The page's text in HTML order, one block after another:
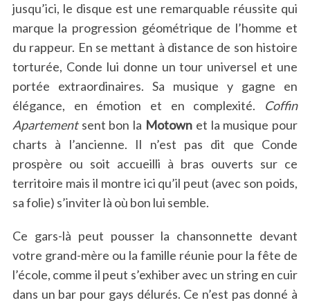
jusqu’ici, le disque est une remarquable réussite qui
marque la progression géométrique de l’homme et
du rappeur. En se mettant à distance de son histoire
torturée, Conde lui donne un tour universel et une
portée extraordinaires. Sa musique y gagne en
élégance, en émotion et en complexité. Coffin
Apartementsent bon la Motown et la musique pour
charts à l’ancienne. Il n’est pas dit que Conde
prospère ou soit accueilli à bras ouverts sur ce
territoire mais il montre ici qu’il peut (avec son poids,
sa folie) s’inviter là où bon lui semble.
Ce gars-là peut pousser la chansonnette devant
votre grand-mère ou la famille réunie pour la fête de
l’école, comme il peut s’exhiber avec un string en cuir
dans un bar pour gays délurés. Ce n’est pas donné à